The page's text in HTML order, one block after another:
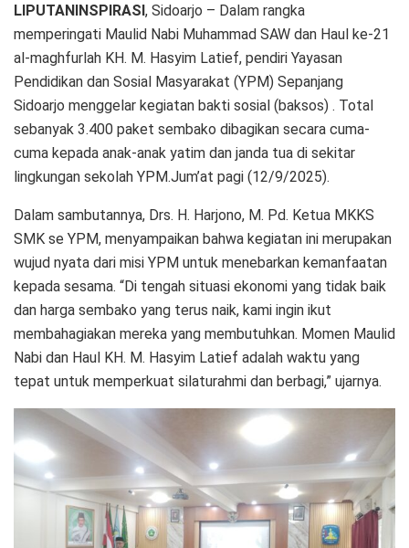
LIPUTANINSPIRASI, Sidoarjo – Dalam rangka
memperingati Maulid Nabi Muhammad SAW dan Haul ke-21
al-maghfurlah KH. M. Hasyim Latief, pendiri Yayasan
Pendidikan dan Sosial Masyarakat (YPM) Sepanjang
Sidoarjo menggelar kegiatan bakti sosial (baksos) . Total
sebanyak 3.400 paket sembako dibagikan secara cuma-
cuma kepada anak-anak yatim dan janda tua di sekitar
lingkungan sekolah YPM.Jum’at pagi (12/9/2025).
Dalam sambutannya, Drs. H. Harjono, M. Pd. Ketua MKKS
SMK se YPM, menyampaikan bahwa kegiatan ini merupakan
wujud nyata dari misi YPM untuk menebarkan kemanfaatan
kepada sesama. “Di tengah situasi ekonomi yang tidak baik
dan harga sembako yang terus naik, kami ingin ikut
membahagiakan mereka yang membutuhkan. Momen Maulid
Nabi dan Haul KH. M. Hasyim Latief adalah waktu yang
tepat untuk memperkuat silaturahmi dan berbagi,” ujarnya.